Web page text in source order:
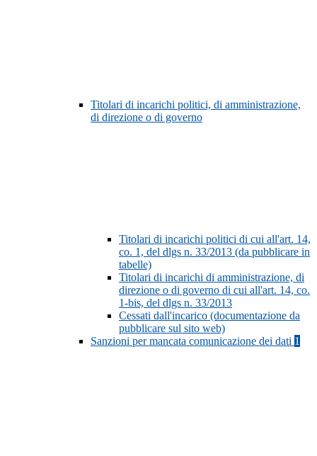
Titolari di incarichi politici, di amministrazione,
di direzione o di governo
Titolari di incarichi politici di cui all'art. 14,
co. 1, del dlgs n. 33/2013 (da pubblicare in
tabelle)
Titolari di incarichi di amministrazione, di
direzione o di governo di cui all'art. 14, co.
1-bis, del dlgs n. 33/2013
Cessati dall'incarico (documentazione da
pubblicare sul sito web)
Sanzioni per mancata comunicazione dei dati 1